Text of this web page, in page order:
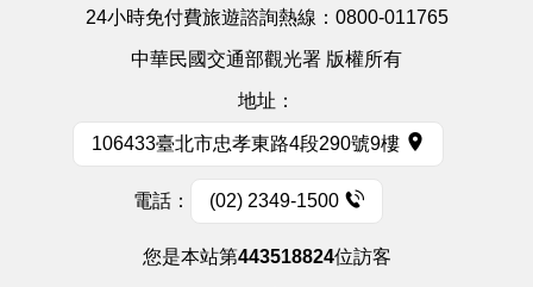
24小時免付費旅遊諮詢熱線： 0800-011765
中華民國交通部觀光署 版權所有
地址：
106433臺北市忠孝東路4段290號9樓
電話： (02) 2349-1500
您是本站第443518824位訪客